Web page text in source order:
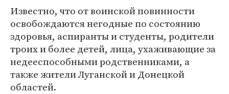
Известно, что от воинской повинности
освобождаются негодные по состоянию
здоровья, аспиранты и студенты, родители
троих и более детей, лица, ухаживающие за
недееспособными родственниками, а
также жители Луганской и Донецкой
областей.